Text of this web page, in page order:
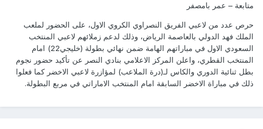
متابعة – عمر بامصفر
حرص عدد من لاعبي الفريق النصراوي الكروي الاول، على الحضور لملعب
الملك فهد الدولي بالعاصمة الرياض، وذلك لدعم زملائهم لاعبي المنتخب
السعودي الاول في مباراتهم الهامة ضمن نهائي بطولة (خليجي22) امام
المنتخب القطري، واعلن المركز الاعلامي بنادي النصر عن تأكيد حضور نجوم
بطل ثنائية الدوري والكاس لـ(درة الملاعب) لمؤازرة لاعبي الاخضر كما فعلوا
ذلك في مباراة الاخضر السابقة امام المنتخب الاماراتي في مربع البطولة.